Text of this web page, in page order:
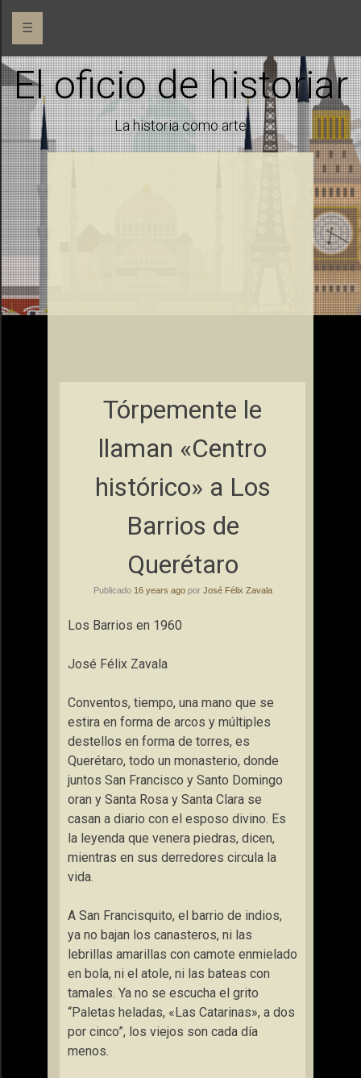
☰
El oficio de historiar
La historia como arte
Tórpemente le
llaman «Centro
histórico» a Los
Barrios de
Querétaro
Publicado 16 years agopor José Félix Zavala
Los Barrios en 1960
José Félix Zavala
Conventos, tiempo, una mano que se
estira en forma de arcos y múltiples
destellos en forma de torres, es
Querétaro, todo un monasterio, donde
juntos San Francisco y Santo Domingo
oran y Santa Rosa y Santa Clara se
casan a diario con el esposo divino. Es
la leyenda que venera piedras, dicen,
mientras en sus derredores circula la
vida.
A San Francisquito, el barrio de indios,
ya no bajan los canasteros, ni las
lebrillas amarillas con camote enmielado
en bola, ni el atole, ni las bateas con
tamales. Ya no se escucha el grito
“Paletas heladas, «Las Catarinas», a dos
por cinco”, los viejos son cada día
menos.